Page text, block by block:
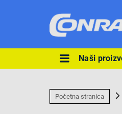
Ova
Naši
Početna stranica